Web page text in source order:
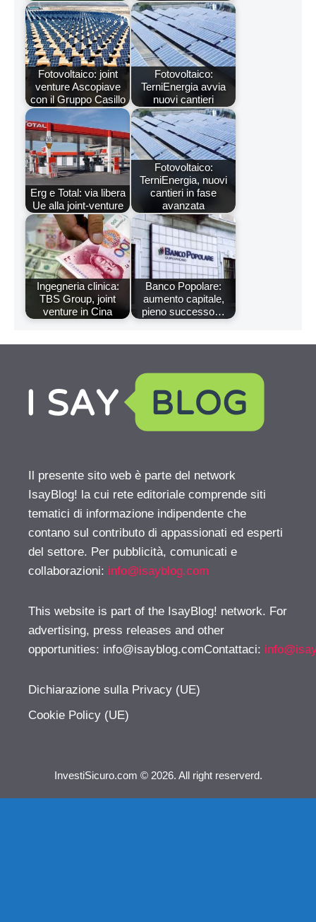
Fotovoltaico: joint
venture Ascopiave
con il Gruppo Casillo
Fotovoltaico:
TerniEnergia avvia
nuovi cantieri
Erg e Total: via libera
Ue alla joint-venture
Fotovoltaico:
TerniEnergia, nuovi
cantieri in fase
avanzata
Ingegneria clinica:
TBS Group, joint
venture in Cina
Banco Popolare:
aumento capitale,
pieno successo…
Il presente sito web è parte del network
IsayBlog! la cui rete editoriale comprende siti
tematici di informazione indipendente che
contano sul contributo di appassionati ed esperti
del settore. Per pubblicità, comunicati e
collaborazioni: info@isayblog.com
This website is part of the IsayBlog! network. For
advertising, press releases and other
opportunities: info@isayblog.comContattaci:
Dichiarazione sulla Privacy (UE)
Cookie Policy (UE)
InvestiSicuro.com © 2026. All right reserverd.